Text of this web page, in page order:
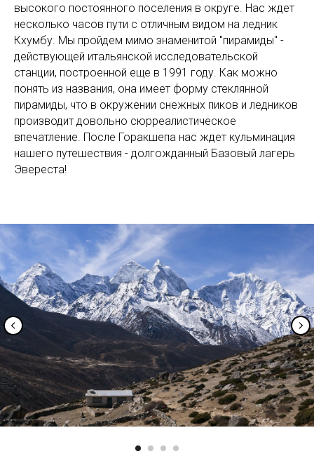
высокого постоянного поселения в округе. Нас ждет
несколько часов пути с отличным видом на ледник
Кхумбу. Мы пройдем мимо знаменитой "пирамиды" -
действующей итальянской исследовательской
станции, построенной еще в 1991 году. Как можно
понять из названия, она имеет форму стеклянной
пирамиды, что в окружении снежных пиков и ледников
производит довольно сюрреалистическое
впечатление. После Горакшепа нас ждет кульминация
нашего путешествия - долгожданный Базовый лагерь
Эвереста!